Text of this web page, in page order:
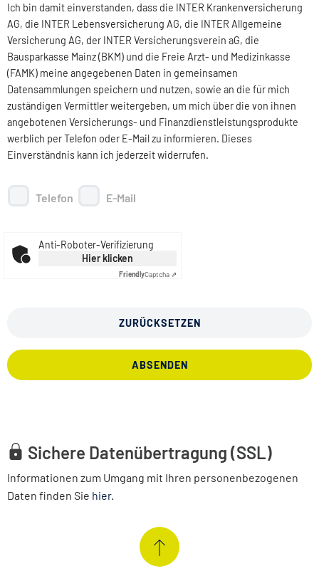
Ich bin damit einverstanden, dass die INTER Krankenversicherung
AG, die INTER Lebensversicherung AG, die INTER Allgemeine
Versicherung AG, der INTER Versicherungsverein aG, die
Bausparkasse Mainz (BKM) und die Freie Arzt- und Medizinkasse
(FAMK) meine angegebenen Daten in gemeinsamen
Datensammlungen speichern und nutzen, sowie an die für mich
zuständigen Vermittler weitergeben, um mich über die von ihnen
angebotenen Versicherungs- und Finanzdienstleistungsprodukte
werblich per Telefon oder E-Mail zu informieren. Dieses
Einverständnis kann ich jederzeit widerrufen.
Telefon E-Mail
Anti-Roboter-Verifizierung
Hier klicken
FriendlyCaptcha ⇗
ZURÜCKSETZEN
ABSENDEN
Sichere Datenübertragung (SSL)
Informationen zum Umgang mit Ihren personenbezogenen
Daten finden Sie hier.